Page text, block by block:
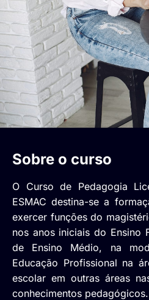
Sobre o curso
O Curso de Pedagogia
ESMAC destina-se a
exercer funções do
nos anos iniciais do Ensino
de Ensino Médio, na
Educação Profissional na
escolar em outras áreas
conhecimentos pedagógicos.